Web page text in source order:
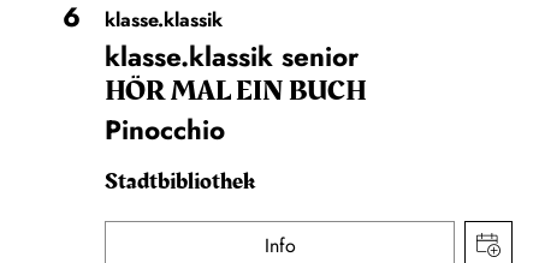
6
klasse.klassik
klasse.klassik senior
HÖR MAL EIN BUCH
Pinocchio
Stadtbibliothek
Info